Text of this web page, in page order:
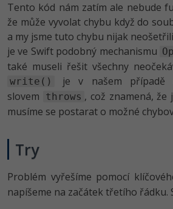
Fórum
Tento kód nám zatím ale nebude
že může vyvolat chybu když do
a my jsme tuto chybu nijak
je ve Swift podobný mechanismu
také museli řešit všechny
write()
je v našem případě
slovem
throws , což znamená, že
musíme se postarat o možné
Try
Problém vyřešíme pomocí
napíšeme na začátek třetího řádku.